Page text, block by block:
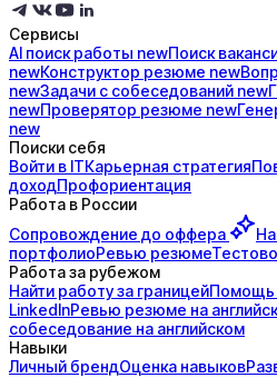
Сервисы
AI поискработы newПоиск
newКонструктор резюме new
newЗадачи с собеседований new
newПроверятор резюме new
new
Поиски себя
Войти в ITКарьерная стратегия
доходПрофориентация
Работа в России
Сопровождение до оффера
портфолиоРевью резюме
Работа за рубежом
Найти работу за границейПомощь
LinkedInРевью резюме на
собеседование на английском
Навыки
Личный брендОценка навыков